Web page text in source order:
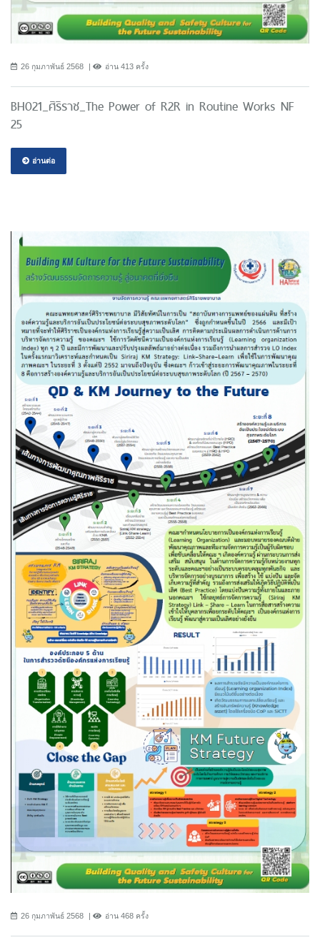
26 กุมภาพันธ์ 2568 อ่าน 413 ครั้ง
BH021_ศิริราช_The Power of R2R in Routine Works NF
25
อ่านต่อ
26 กุมภาพันธ์ 2568 อ่าน 468 ครั้ง